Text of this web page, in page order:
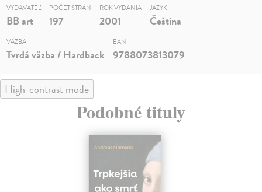
VYDAVATEĽ
BB art
POČET STRÁN
197
ROK VYDANIA
2001
JAZYK
Čeština
VÄZBA
Tvrdá väzba / Hardback
EAN
9788073813079
High-contrast mode
Podobné tituly